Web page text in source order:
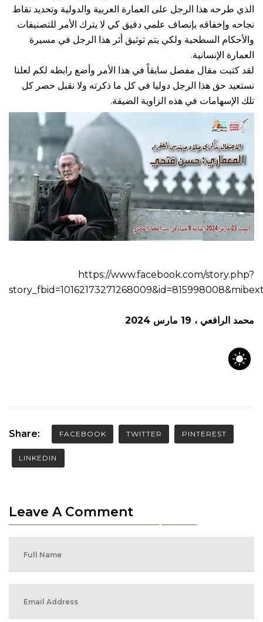
الذي طرحه هذا الرجل على العمارة العربية والدولية وتحديد نقاط
نجاحه وإخفاقه بإنصاف علمي دقيق كي لا يترك الأمر للتصنيفات
والأحكام السطحية ولكي يتم توثيق أثر هذا الرجل في مسيرة
العمارة الإنسانية.
لقد كتبت مقال مفصل سابقاً في هذا الأمر وأضع رابطه لكم لعلنا
نستعيد حق هذا الرجل دوليا في كل ما ذكرته ولا نقبل حصر كل
تلك الإسهامات في هذه الزاوية الضيقة.
https://www.facebook.com/story.php?
محمد الرافعي ، 19 مارس 2024
Share: FACEBOOK TWITTER PINTEREST
LINKEDIN
Leave A Comment